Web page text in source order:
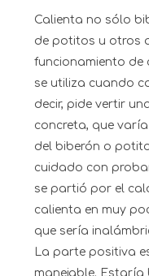
Calienta no sólo
de potitos u otros
funcionamiento de
se utiliza cuando
decir, pide vertir
concreta, que
del biberón o
cuidado con
se partió por el
calienta en muy
que sería
La parte positiva
manejable. Estaría